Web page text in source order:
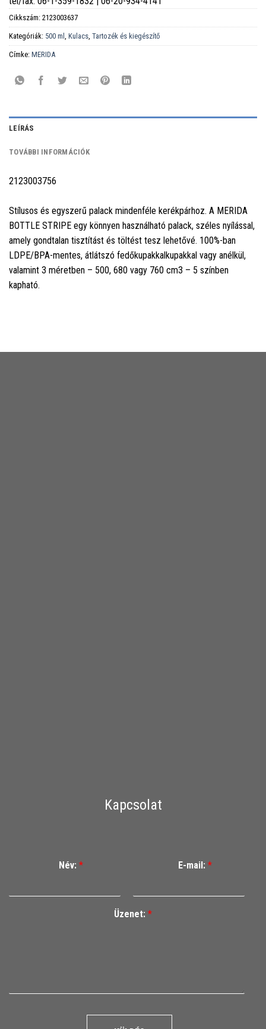
Cikkszám: 2123003637
Kategóriák: 500 ml , Kulacs, Tartozék és kiegészítő
Címke: MERIDA
LEÍRÁS
TOVÁBBI INFORMÁCIÓK
2123003756
Stílusos és egyszerű palack mindenféle kerékpárhoz. A MERIDA
BOTTLE STRIPE egy könnyen használható palack, széles nyílással,
amely gondtalan tisztítást és töltést tesz lehetővé. 100%-ban
LDPE/BPA-mentes, átlátszó fedőkupakkalkupakkal vagy anélkül,
valamint 3 méretben – 500, 680 vagy 760 cm3 – 5 színben
kapható.
Kapcsolat
Név: * E-mail: *
Üzenet: *